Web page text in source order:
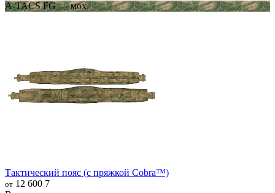
A-TACS FG — мох
Тактический пояс (с пряжкой Cobra™)
от 12 600 7